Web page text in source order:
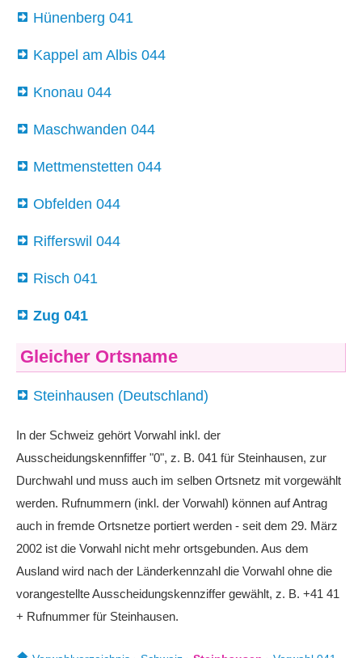
Hünenberg 041
Kappel am Albis 044
Knonau 044
Maschwanden 044
Mettmenstetten 044
Obfelden 044
Rifferswil 044
Risch 041
Zug 041
Gleicher Ortsname
Steinhausen (Deutschland)
In der Schweiz gehört Vorwahl inkl. der
Ausscheidungskennfiffer "0", z. B. 041 für Steinhausen, zur
Durchwahl und muss auch im selben Ortsnetz mit vorgewählt
werden. Rufnummern (inkl. der Vorwahl) können auf Antrag
auch in fremde Ortsnetze portiert werden - seit dem 29. März
2002 ist die Vorwahl nicht mehr ortsgebunden. Aus dem
Ausland wird nach der Länderkennzahl die Vorwahl ohne die
vorangestellte Ausscheidungskennziffer gewählt, z. B. +41 41
+ Rufnummer für Steinhausen.